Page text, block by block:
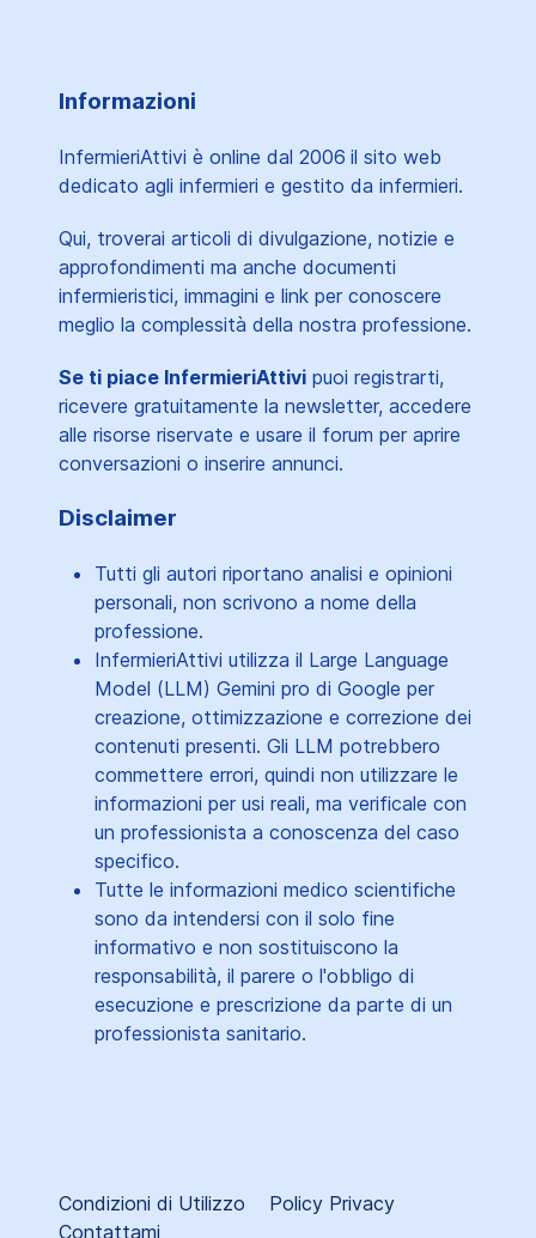
Informazioni
InfermieriAttivi è online dal 2006 il sito web
dedicato agli infermieri e gestito da infermieri.
Qui, troverai articoli di divulgazione, notizie e
approfondimenti ma anche documenti
infermieristici, immagini e link per conoscere
meglio la complessità della nostra professione.
Se ti piace InfermieriAttivi puoi registrarti,
ricevere gratuitamente la newsletter, accedere
alle risorse riservate e usare il forum per aprire
conversazioni o inserire annunci.
Disclaimer
Tutti gli autori riportano analisi e opinioni
personali, non scrivono a nome della
professione.
InfermieriAttivi utilizza il Large Language
Model (LLM) Gemini pro di Google per
creazione, ottimizzazione e correzione dei
contenuti presenti. Gli LLM potrebbero
commettere errori, quindi non utilizzare le
informazioni per usi reali, ma verificale con
un professionista a conoscenza del caso
specifico.
Tutte le informazioni medico scientifiche
sono da intendersi con il solo fine
informativo e non sostituiscono la
responsabilità, il parere o l'obbligo di
esecuzione e prescrizione da parte di un
professionista sanitario.
Condizioni di Utilizzo
Policy Privacy
Contattami